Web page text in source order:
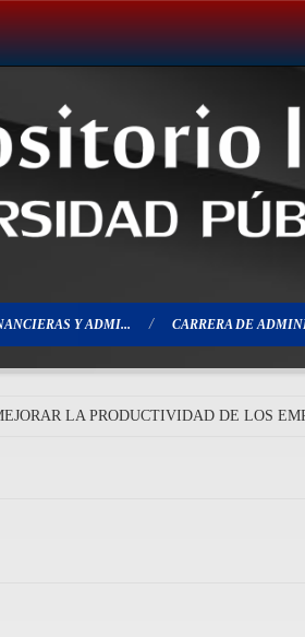
Y ADMI... CARRERA DE
LA PRODUCTIVIDAD DE LOS